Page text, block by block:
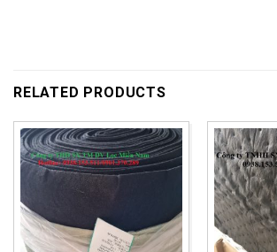
RELATED PRODUCTS